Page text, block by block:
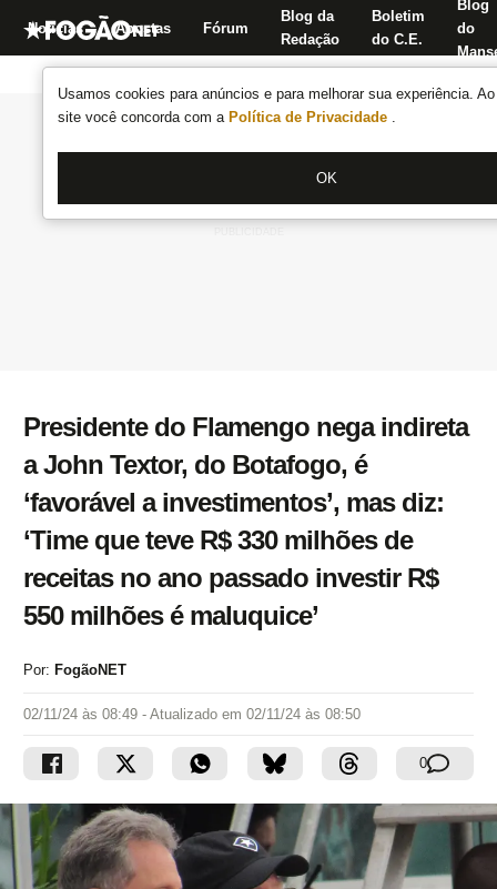
Usamos cookies para anúncios e para melhorar sua experiência.
site você concorda com a Política de Privacidade .
OK
Notícias Apostas Fórum
Blog da
Redação
Boletim
do C.E.
Blog
do
Presidente do Flamengo nega indireta
a John Textor, do Botafogo, é
‘favorável a investimentos’, mas diz:
‘Time que teve R$ 330 milhões de
receitas no ano passado investir R$
550 milhões é maluquice’
Por: FogãoNET
02/11/24 às 08:49 - Atualizado em 02/11/24 às 08:50
0